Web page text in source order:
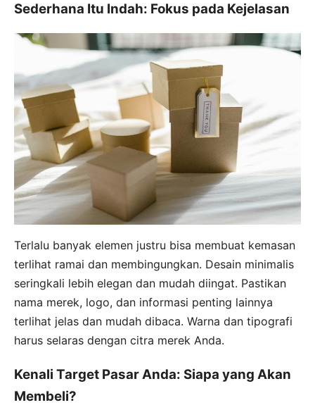
Sederhana Itu Indah: Fokus pada Kejelasan
Terlalu banyak elemen justru bisa membuat kemasan
terlihat ramai dan membingungkan. Desain minimalis
seringkali lebih elegan dan mudah diingat. Pastikan
nama merek, logo, dan informasi penting lainnya
terlihat jelas dan mudah dibaca. Warna dan tipografi
harus selaras dengan citra merek Anda.
Kenali Target Pasar Anda: Siapa yang Akan
Membeli?